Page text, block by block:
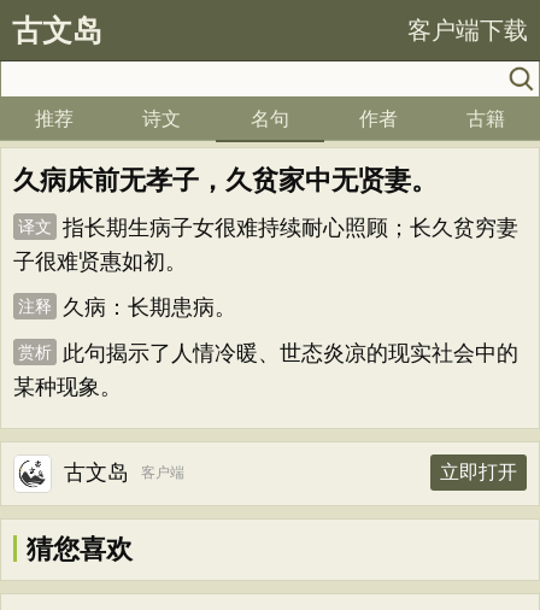
古文岛 客户端下载
推荐 诗文 名句 作者 古籍
久病床前无孝子，久贫家中无贤妻。
译文
指长期生病子女很难持续耐心照顾；长久贫穷妻
子很难贤惠如初。
注释 久病：长期患病。
赏析
此句揭示了人情冷暖、世态炎凉的现实社会中的
某种现象。
古文岛 客户端 立即打开
猜您喜欢